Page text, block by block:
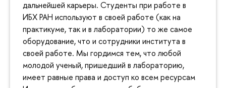
дальнейшей карьеры. Студенты при работе в
ИБХ РАН используют в своей работе (как на
практикуме, так и в лаборатории) то же самое
оборудование, что и сотрудники института в
своей работе. Мы гордимся тем, что любой
молодой ученый, пришедший в лабораторию,
имеет равные права и доступ ко всем ресурсам